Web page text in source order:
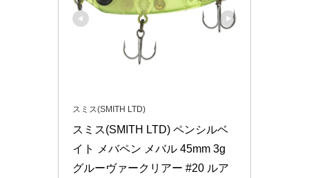
スミス(SMITH LTD)
スミス(SMITH LTD) ペンシルベ
イト メバペン メバル 45mm 3g
グルーヴァークリアー #20 ルア